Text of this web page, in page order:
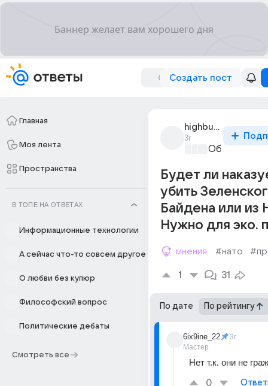
Создать пост
Главная
Моя лента
Пространства
В ТОПЕ НА ОТВЕТАХ
Информационные технологии
А сейчас что-то совсем другое
О любви без купюр
Философский вопрос
Политические дебаты
Смотреть все
highbury8of66
3г
Будет ли
убить
Байдена или из
Нужно для эко.
мнения #нато
1 31
По дате По рейтингу
6ix9ine_22
Мастер
3г
Нет т.к. они не
0